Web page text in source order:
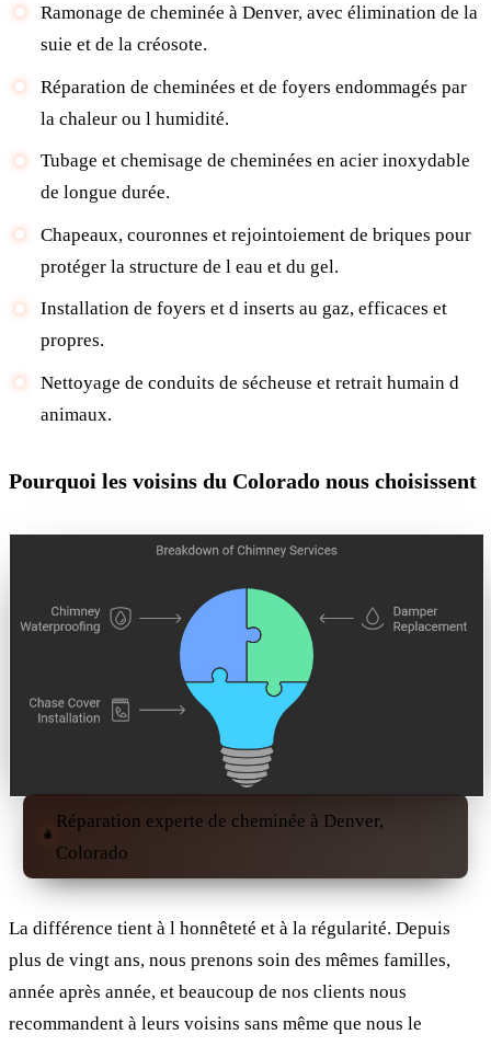
Ramonage de cheminée à Denver, avec élimination de la
suie et de la créosote.
Réparation de cheminées et de foyers endommagés par
la chaleur ou l humidité.
Tubage et chemisage de cheminées en acier inoxydable
de longue durée.
Chapeaux, couronnes et rejointoiement de briques pour
protéger la structure de l eau et du gel.
Installation de foyers et d inserts au gaz, efficaces et
propres.
Nettoyage de conduits de sécheuse et retrait humain d
animaux.
Pourquoi les voisins du Colorado nous choisissent
Réparation experte de cheminée à Denver,
Colorado
La différence tient à l honnêteté et à la régularité. Depuis
plus de vingt ans, nous prenons soin des mêmes familles,
année après année, et beaucoup de nos clients nous
recommandent à leurs voisins sans même que nous le